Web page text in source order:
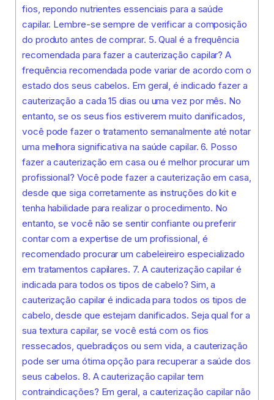
fios, repondo nutrientes essenciais para a saúde
capilar. Lembre-se sempre de verificar a composição
do produto antes de comprar. 5. Qual é a frequência
recomendada para fazer a cauterização capilar? A
frequência recomendada pode variar de acordo com o
estado dos seus cabelos. Em geral, é indicado fazer a
cauterização a cada 15 dias ou uma vez por mês. No
entanto, se os seus fios estiverem muito danificados,
você pode fazer o tratamento semanalmente até notar
uma melhora significativa na saúde capilar. 6. Posso
fazer a cauterização em casa ou é melhor procurar um
profissional? Você pode fazer a cauterização em casa,
desde que siga corretamente as instruções do kit e
tenha habilidade para realizar o procedimento. No
entanto, se você não se sentir confiante ou preferir
contar com a expertise de um profissional, é
recomendado procurar um cabeleireiro especializado
em tratamentos capilares. 7. A cauterização capilar é
indicada para todos os tipos de cabelo? Sim, a
cauterização capilar é indicada para todos os tipos de
cabelo, desde que estejam danificados. Seja qual for a
sua textura capilar, se você está com os fios
ressecados, quebradiços ou sem vida, a cauterização
pode ser uma ótima opção para recuperar a saúde dos
seus cabelos. 8. A cauterização capilar tem
contraindicações? Em geral, a cauterização capilar não